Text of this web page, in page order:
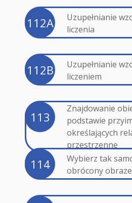
112A
Uzupełnianie
liczenia
112B
Uzupełnianie
liczeniem
113
Znajdowanie
podstawie
określających
przestrzenne
114
Wybierz tak
obrócony